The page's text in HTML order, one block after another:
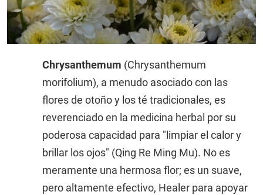
Chrysanthemum (Chrysanthemum
morifolium), a menudo asociado con las
flores de otoño y los té tradicionales, es
reverenciado en la medicina herbal por su
poderosa capacidad para "limpiar el calor y
brillar los ojos" (Qing Re Ming Mu). No es
meramente una hermosa flor; es un suave,
pero altamente efectivo, Healer para apoyar